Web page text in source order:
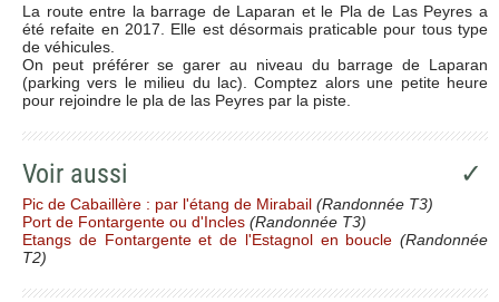
La route entre la barrage de Laparan et le Pla de Las Peyres a
été refaite en 2017. Elle est désormais praticable pour tous type
de véhicules.
On peut préférer se garer au niveau du barrage de Laparan
(parking vers le milieu du lac). Comptez alors une petite heure
pour rejoindre le pla de las Peyres par la piste.
Voir aussi ✓
Pic de Cabaillère : par l'étang de Mirabail (Randonnée T3)
Port de Fontargente ou d'Incles (Randonnée T3)
Etangs de Fontargente et de l'Estagnol en boucle (Randonnée
T2)